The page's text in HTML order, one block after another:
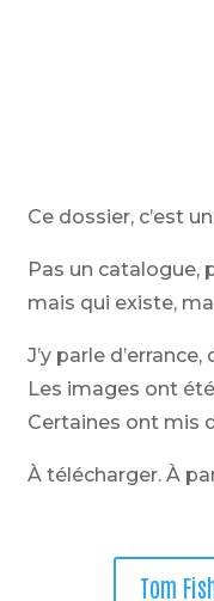
Ce dossier, c’est
Pas un catalogue,
mais qui existe,
J’y parle
Les images ont
Certaines ont mis
À télécharger. À
Tom